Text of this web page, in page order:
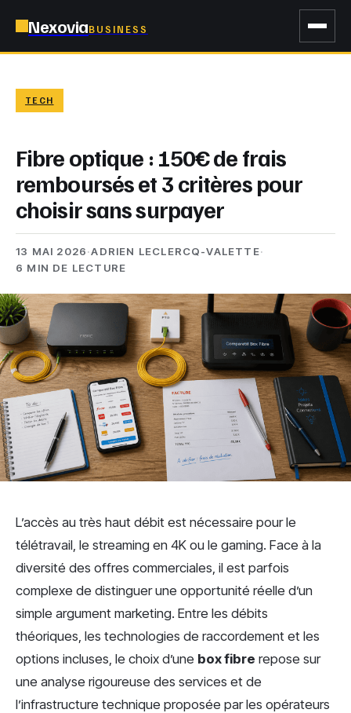
NexoviaBUSINESS
TECH
Fibre optique : 150€ de frais
remboursés et 3 critères pour
choisir sans surpayer
13 MAI 2026·ADRIEN LECLERCQ-VALETTE·
6 MIN DE LECTURE
L’accès au très haut débit est nécessaire pour le
télétravail, le streaming en 4K ou le gaming. Face à la
diversité des offres commerciales, il est parfois
complexe de distinguer une opportunité réelle d’un
simple argument marketing. Entre les débits
théoriques, les technologies de raccordement et les
options incluses, le choix d’une box fibre repose sur
une analyse rigoureuse des services et de
l’infrastructure technique proposée par les opérateurs